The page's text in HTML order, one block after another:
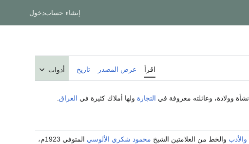
إنشاء حسابدخول
اقرأ عرض المصدر تاريخ أدوات
نشأة وولادة، وعائلته معروفة في التجارة ولها أملاك كثيرة في العراق
والأدب والخط من العلامتين الشيخ محمود شكري الألوسي
المتوفي 1923م،